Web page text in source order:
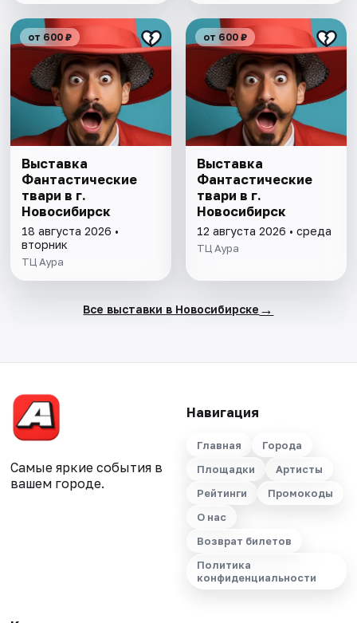
от 600 ₽
Выставка
Фантастические
твари в г.
Новосибирск
18 августа 2026 •
вторник
ТЦ Аура
от 600 ₽
Выставка
Фантастические
твари в г.
Новосибирск
12 августа 2026 • среда
ТЦ Аура
Все выставки в Новосибирске →
Самые яркие события в
вашем городе.
Навигация
Главная
Города
Площадки
Артисты
Рейтинги
Промокоды
О нас
Возврат билетов
Политика
конфиденциальности